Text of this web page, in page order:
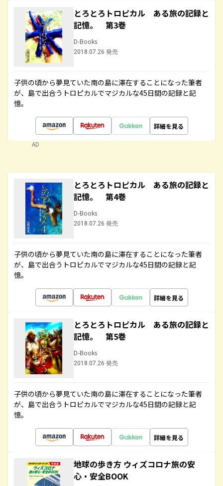
とろとろトロピカル ある旅の記録と
記憶。 第3巻
D-Books
2018.07.26 発売
子供の頃から夢見ていた南の島に滞在することになった筆者
が、島で出合うトロピカルでマジカルな45日間の記録と記
憶。
詳細を見る
AD
とろとろトロピカル ある旅の記録と
記憶。 第4巻
D-Books
2018.07.26 発売
子供の頃から夢見ていた南の島に滞在することになった筆者
が、島で出合うトロピカルでマジカルな45日間の記録と記
憶。
詳細を見る
とろとろトロピカル ある旅の記録と
記憶。 第5巻
D-Books
2018.07.26 発売
子供の頃から夢見ていた南の島に滞在することになった筆者
が、島で出合うトロピカルでマジカルな45日間の記録と記
憶。
詳細を見る
地球の歩き方 ウィズコロナ旅の安
心・安全BOOK